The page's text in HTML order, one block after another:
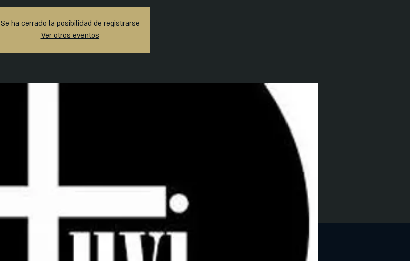
Se ha cerrado la posibilidad de registrarse
Ver otros eventos